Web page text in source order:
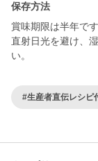
保存方法
賞味期限は半年です
直射日光を避け、
い。
#生産者直伝レシピ